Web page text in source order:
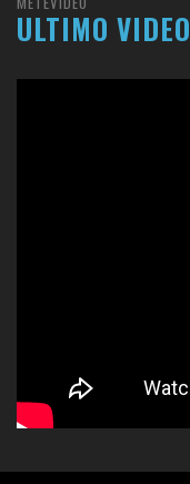
ULTIMO VIDEO